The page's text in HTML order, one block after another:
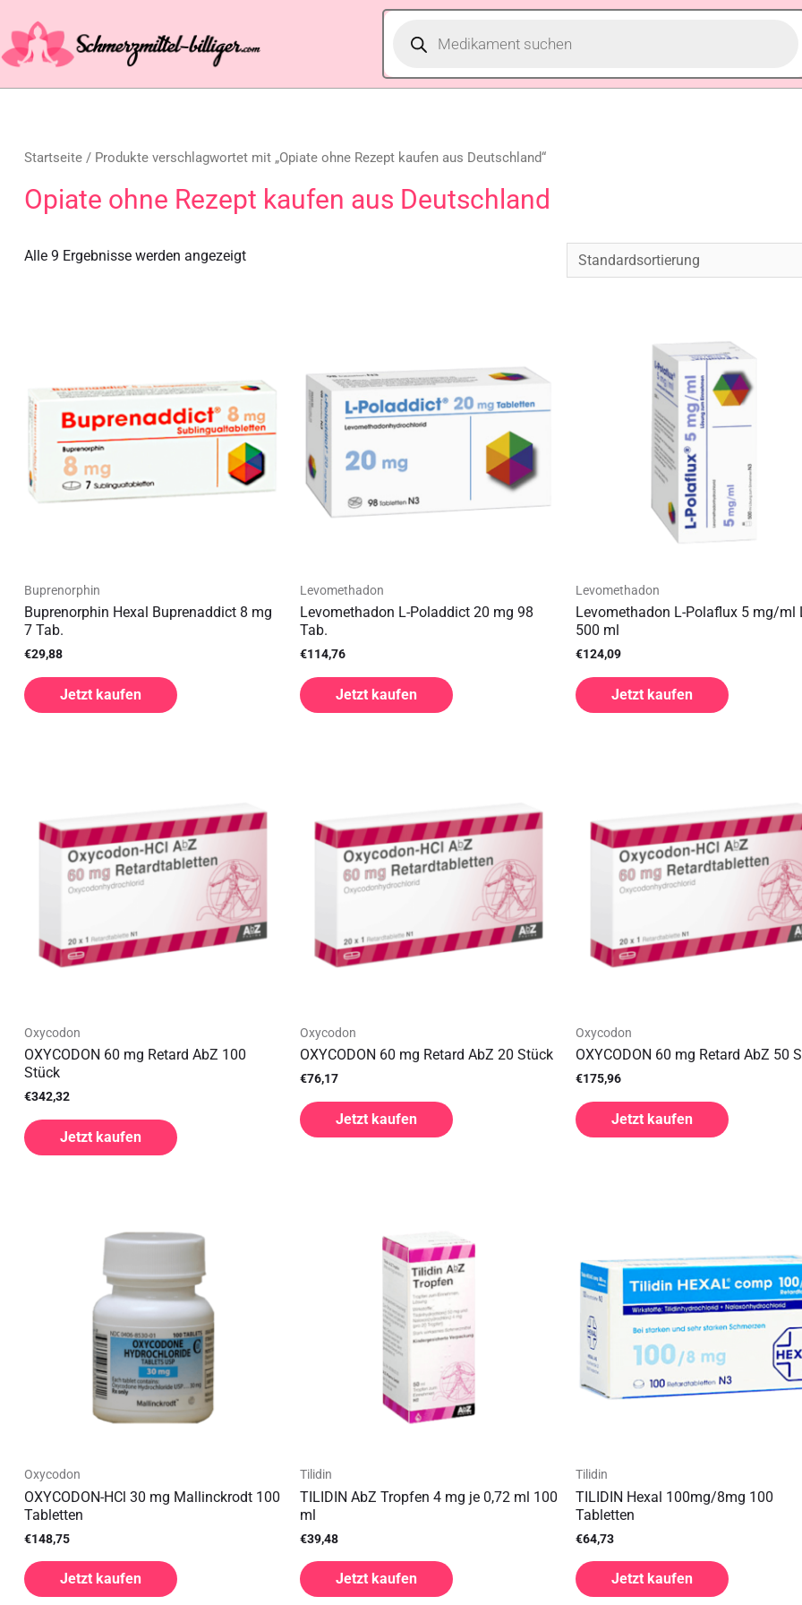
Startseite / Produkte verschlagwortet mit „Opiate ohne Rezept kaufen aus Deutschland“
Opiate ohne Rezept kaufen aus Deutschland
Alle 9 Ergebnisse werden angezeigt
Buprenorphin
Buprenorphin Hexal Buprenaddict 8 mg
7 Tab.
€29,88
Jetzt kaufen
Levomethadon
Levomethadon L-Poladdict 20 mg 98
Tab.
€114,76
Jetzt kaufen
Levomethadon
Levomethadon L-Polaflux 5 mg/ml
500 ml
€124,09
Jetzt kaufen
Oxycodon
OXYCODON 60 mg Retard AbZ 100
Stück
€342,32
Jetzt kaufen
Oxycodon
OXYCODON 60 mg Retard AbZ 20 Stück
€76,17
Jetzt kaufen
Oxycodon
OXYCODON 60 mg Retard AbZ 50
€175,96
Jetzt kaufen
Oxycodon
OXYCODON-HCl 30 mg Mallinckrodt 100
Tabletten
€148,75
Jetzt kaufen
Tilidin
TILIDIN AbZ Tropfen 4 mg je 0,72 ml 100
ml
€39,48
Jetzt kaufen
Tilidin
TILIDIN Hexal 100mg/8mg 100
Tabletten
€64,73
Jetzt kaufen